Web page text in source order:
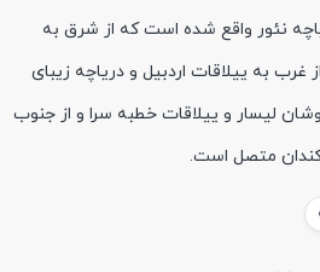
نئور واقع شده است که از شرق به
غرب به ییلاقات اردبیل و دریاچه زیبای
لیسار و ییلاقات خطبه سرا و از جنوب
متصل است.